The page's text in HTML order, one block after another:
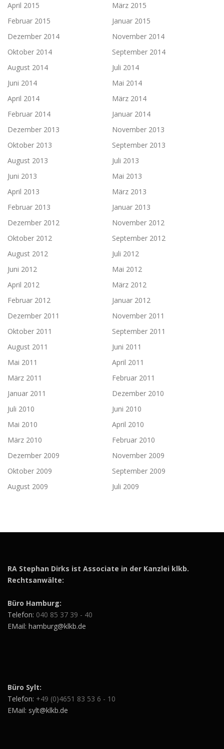
April 2015
März 2015
Februar 2015
Januar 2015
Dezember 2014
November 2014
Oktober 2014
September 2014
August 2014
Juli 2014
Juni 2014
Mai 2014
April 2014
März 2014
Februar 2014
Januar 2014
Dezember 2013
November 2013
Oktober 2013
September 2013
August 2013
Juli 2013
Juni 2013
Mai 2013
April 2013
März 2013
Februar 2013
Januar 2013
Dezember 2012
November 2012
Oktober 2012
September 2012
August 2012
Juli 2012
Juni 2012
Mai 2012
April 2012
März 2012
Februar 2012
Januar 2012
Dezember 2011
November 2011
Oktober 2011
September 2011
August 2011
Juni 2011
Mai 2011
April 2011
März 2011
Februar 2011
Januar 2011
Dezember 2010
Juli 2010
Juni 2010
Mai 2010
April 2010
März 2010
Februar 2010
Dezember 2009
November 2009
Oktober 2009
September 2009
August 2009
Juli 2009
RA Stephan Dirks ist Associate in der Kanzlei klkb.
Rechtsanwälte:
Büro Hamburg:
Telefon: 040 85 37 39 - 40
EMail: hamburg@klkb.de
Büro Sylt:
Telefon: +49 (0)4651 83 53 6 - 10
EMail: sylt@klkb.de